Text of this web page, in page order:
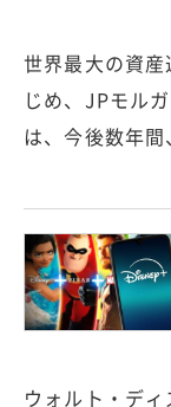
世界最大の資
じめ、JPモル
は、今後数年
ウォルト・デ